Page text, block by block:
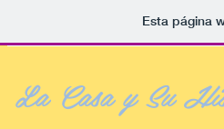
Esta página
La Casa y Su